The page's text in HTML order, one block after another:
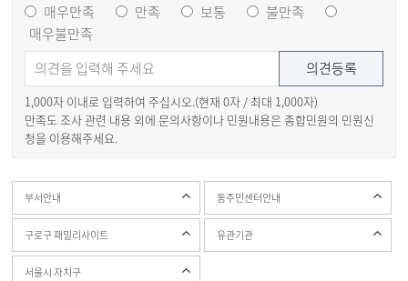
매우만족
만족 보통
불만족
매우불만족
1,000자 이내로 입력하여 주십시오.(현재 0자 / 최대 1,000자)
만족도 조사 관련 내용 외에 문의사항이나 민원내용은 종합민원의 민원신
청을 이용해주세요.
부서안내 동주민센터안내
구로구 패밀리사이트 유관기관
서울시 자치구